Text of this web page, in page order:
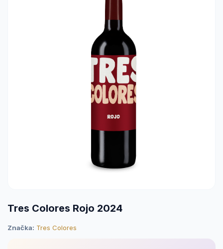
Tres Colores Rojo 2024
Značka: Tres Colores